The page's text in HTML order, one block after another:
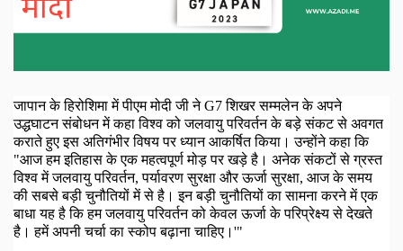
जापान के हिरोशिमा में पीएम मोदी जी नेG7शिखर सम्मलेन के अपने
उद्धघाटन संबोधन में कहा विश्व को जलवायु परिवर्तन के बड़े संकट से अवगत
कराते हुए इस अतिगंभीर विषय पर ध्यान आकर्षित किया। उन्होंने कहा कि
"आज हम इतिहास के एक महत्वपूर्ण मोड़ पर खड़े है। अनेक संकटों से ग्रस्त
विश्व में जलवायु परिवर्तन,पर्यावरण सुरक्षा और ऊर्जा सुरक्षा, आज के समय
की सबसे बड़ी चुनौतियों में से है। इन बड़ी चुनौतियों का सामना करने में एक
बाधा यह है कि हम जलवायु परिवर्तन को केवल ऊर्जा के परिप्रेक्ष्य से देखते
है। हमें अपनी चर्चा का स्कोप बढ़ाना चाहिए। '"